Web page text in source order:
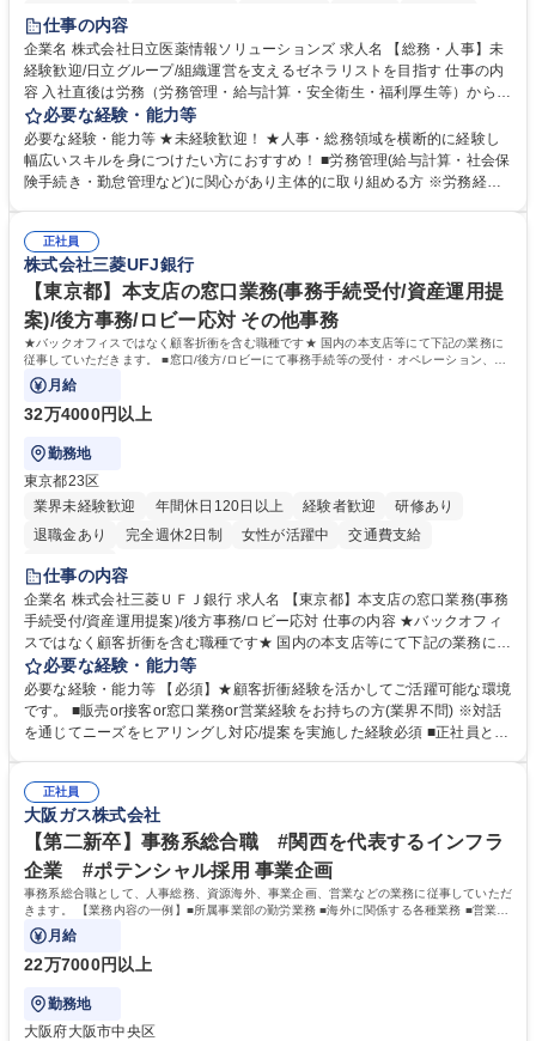
住宅手当あり
育休あり
完全週休2日制 交通費支給 土日祝休み 寮・社宅あり
仕事の内容
企業名 株式会社日立医薬情報ソリューションズ 求人名 【総務・人事】未
経験歓迎/日立グループ/組織運営を支えるゼネラリストを目指す 仕事の内
容 入社直後は労務（労務管理・給与計算・安全衛生・福利厚生等）からお
任せいたします。将来は総務・採用・教育業務へ守備範囲を広げ、組織運
営を支えるゼネラリストをめざせます。 ・初期業務：労働時間管理、給与
計算、社会保険対応、福利厚生管理、安全衛生、健康経営推進等をお任せ
します。ご経験に応じて、休職者管理など、幅広く経験を積んでいただき
幅広く経験を積みたい意欲がある方に最適な環境です。 募集職種 【総
務・人事】未経験歓迎/日立グループ/組織運営を支えるゼネラリストを目
指す
必要な経験・能力等
必要な経験・能力等 ★未経験歓迎！ ★人事・総務領域を横断的に経験し
幅広いスキルを身につけたい方におすすめ！ ■労務管理(給与計算・社会保
険手続き・勤怠管理など)に関心があり主体的に取り組める方 ※労務経験
のご経験 ■労務管理（給与計算・社会保険手続き・勤怠管理など）の経験
■衛生管理者の資格をお持ちの方 学歴・資格 学歴：大学院 大学 高専 短大
専修学校 高校 語学力： 資格：
正社員
株式会社三菱UFJ銀行
【東京都】本支店の窓口業務(事務手続受付/資産運用提
案)/後方事務/ロビー応対 その他事務
★バックオフィスではなく顧客折衝を含む職種です★ 国内の本支店等にて下記の業務に
従事していただきます。 ■窓口/後方/ロビーにて事務手続等の受付・オペレーション、お
客様対応
月給
32万4000円以上
勤務地
東京都23区
業界未経験歓迎
年間休日120日以上 経験者歓迎
研修あり
退職金あり
完全週休2日制 女性が活躍中
交通費支給
土日祝休み
仕事の内容
企業名 株式会社三菱ＵＦＪ銀行 求人名 【東京都】本支店の窓口業務(事務
手続受付/資産運用提案)/後方事務/ロビー応対 仕事の内容 ★バックオフィ
スではなく顧客折衝を含む職種です★ 国内の本支店等にて下記の業務に従
事していただきます。 ■窓口/後方/ロビーにて事務手続等の受付・オペレ
ーション、お客様対応 ■窓口にて、ご来店された個人のお客様に対して金
融商品のご提案 ■効率的な事務運用の検討・構築等 ≪業務紹介：ご応募前
に必ずご覧ください≫ ※記事 https://www.mysite.bk.mufg.jp/career/circle/
必要な経験・能力等
必要な経験・能力等 【必須】★顧客折衝経験を活かしてご活躍可能な環境
です。 ■販売or接客or窓口業務or営業経験をお持ちの方(業界不問) ※対話
を通じてニーズをヒアリングし対応/提案を実施した経験必須 ■正社員とし
るので安心して入行いただけます。 幅広いキャリアの選択肢があり、公募
や社内副業等を活用し、 一人ひとりが挑戦できるカルチャーが浸透してい
ます。 学歴・資格 学歴：大学院 大学 高専 短大 専修学校 高校 語学力：
資格：
正社員
大阪ガス株式会社
【第二新卒】事務系総合職 #関西を代表するインフラ
企業 #ポテンシャル採用 事業企画
事務系総合職として、人事総務、資源海外、事業企画、営業などの業務に従事していただ
きます。 【業務内容の一例】■所属事業部の勤労業務 ■海外に関係する各種業務 ■営業部
門の企画スタッフ、ルート営業
月給
22万7000円以上
勤務地
大阪府大阪市中央区